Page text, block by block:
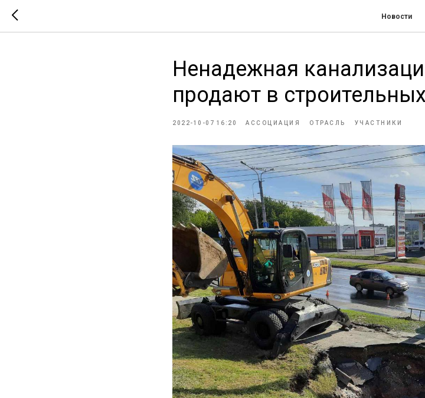
Новости
Ненадежная
продают в
2022-10-07 16:20 АССОЦИАЦИЯ ОТРАСЛЬ УЧАСТНИКИ